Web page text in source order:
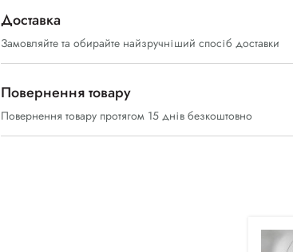
Доставка
Замовляйте та обирайте найзручніший спосіб доставки
Повернення товару
Повернення товару протягом 15 днів безкоштовно